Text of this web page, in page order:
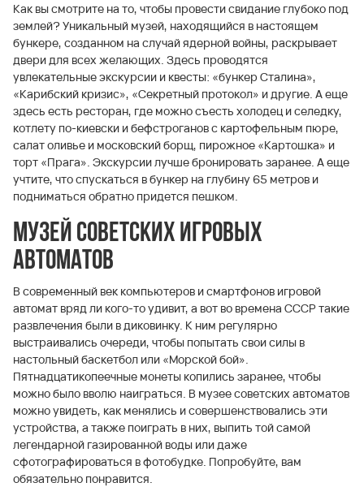
Как вы смотрите на то, чтобы провести свидание глубоко под
землей? Уникальный музей, находящийся в настоящем
бункере, созданном на случай ядерной войны, раскрывает
двери для всех желающих. Здесь проводятся
увлекательные экскурсии и квесты: «бункер Сталина»,
«Карибский кризис», «Секретный протокол» и другие. А еще
здесь есть ресторан, где можно съесть холодец и селедку,
котлету по-киевски и бефстроганов с картофельным пюре,
салат оливье и московский борщ, пирожное «Картошка» и
торт «Прага». Экскурсии лучше бронировать заранее. А еще
учтите, что спускаться в бункер на глубину 65 метров и
подниматься обратно придется пешком.
Музей советских игровых
автоматов
В современный век компьютеров и смартфонов игровой
автомат вряд ли кого-то удивит, а вот во времена СССР такие
развлечения были в диковинку. К ним регулярно
выстраивались очереди, чтобы попытать свои силы в
настольный баскетбол или «Морской бой».
Пятнадцатикопеечные монеты копились заранее, чтобы
можно было вволю наиграться. В музее советских автоматов
можно увидеть, как менялись и совершенствовались эти
устройства, а также поиграть в них, выпить той самой
легендарной газированной воды или даже
сфотографироваться в фотобудке. Попробуйте, вам
обязательно понравится.